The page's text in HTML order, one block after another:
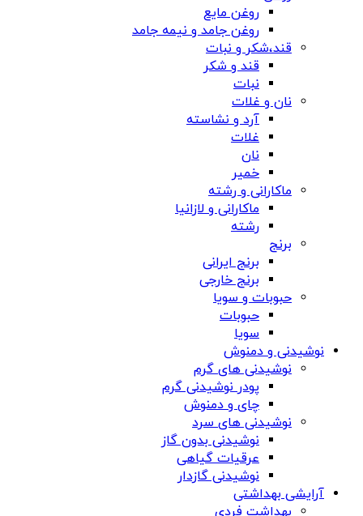
روغن مایع
روغن جامد و نیمه جامد
قند،شکر و نبات
قند و شکر
نبات
نان و غلات
آرد و نشاسته
غلات
نان
خمیر
ماکارانی و رشته
ماکارانی و لازانیا
رشته
برنج
برنج ایرانی
برنج خارجی
حبوبات و سویا
حبوبات
سویا
نوشیدنی و دمنوش
نوشیدنی های گرم
پودر نوشیدنی گرم
چای و دمنوش
نوشیدنی های سرد
نوشیدنی بدون گاز
عرقیات گیاهی
نوشیدنی گازدار
آرایشی بهداشتی
بهداشت فردی